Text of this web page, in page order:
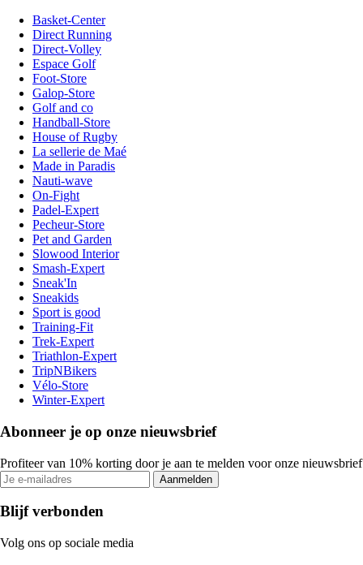
Basket-Center
Direct Running
Direct-Volley
Espace Golf
Foot-Store
Galop-Store
Golf and co
Handball-Store
House of Rugby
La sellerie de Maé
Made in Paradis
Nauti-wave
On-Fight
Padel-Expert
Pecheur-Store
Pet and Garden
Slowood Interior
Smash-Expert
Sneak'In
Sneakids
Sport is good
Training-Fit
Trek-Expert
Triathlon-Expert
TripNBikers
Vélo-Store
Winter-Expert
Abonneer je op onze nieuwsbrief
Profiteer van 10% korting door je aan te melden voor onze nieuwsbrief
Aanmelden
Blijf verbonden
Volg ons op sociale media